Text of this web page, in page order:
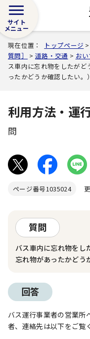
サイト
メニュー
現在位置： トップページ >
質問］
> 道路・交通 > お
ス車内に忘れ物をしたが
ったかどうか確認したい。）
利用方法・運
問
ページ番号1035024 更
質問
バス車内に忘れ物をし
忘れ物があったかどう
回答
バス運行事業者の営業所
者、連絡先は以下をご覧